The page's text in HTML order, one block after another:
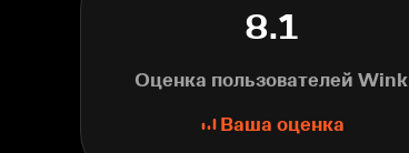
8.1
Оценка пользователей Wink
Ваша оценка